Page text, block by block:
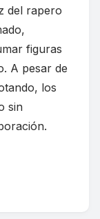
del rapero
figuras
A pesar de
los
sin